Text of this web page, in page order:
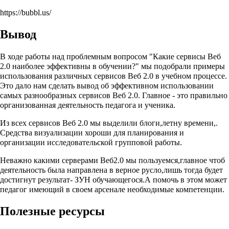
https://bubbl.us/
Вывод
В ходе работы над проблемным вопросом "Какие сервисы Веб
2.0 наиболее эффективны в обучении?" мы подобрали примеры
использования различных сервисов Веб 2.0 в учебном процессе.
Это дало нам сделать вывод об эффективном использовании
самых разнообразных сервисов Веб 2.0. Главное - это правильно
организованная деятельность педагога и ученика.
Из всех сервисов Веб 2.0 мы выделили блоги,летну времени,.
Средства визуализации хороши для планирования и
организации исследовательской групповой работы.
Неважно какими серверами Веб2.0 мы пользуемся,главное чтоб
деятельность была направлена в верное русло,лишь тогда будет
достигнут результат- ЗУН обучающегося.А помочь в этом может
педагог имеющий в своем арсенале необходимые компетенции.
Полезные ресурсы